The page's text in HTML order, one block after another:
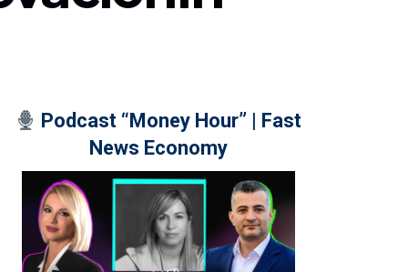
Podcast “Money Hour” | Fast
News Economy